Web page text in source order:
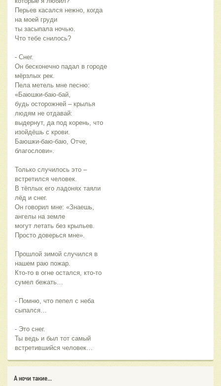
Перьев касался нежно, когда
на моей груди
ты засыпала ночью.
Что тебе снилось?
- Снег.
Он бесконечно падал в городе
мёрзлых рек.
Пела метель мне песню:
«Баюшки-баю-бай,
будь осторожней – крылья
людям не отдавай:
выдернут, да под корень, что
изойдёшь с крови.
Баюшки-баю-баю, Отче,
благослови».
Только случилось это –
встретился человек.
В тёплых его ладонях таяли
лёд и снег.
Он говорил мне: «Знаешь,
ангелы на земле
могут летать без крыльев.
Просто доверься мне».
Прошлой зимой случился в
нашем раю пожар.
Кто-то в огне остался, кто-то
сумел бежать…
- Помню, что пепел с неба
сыпался…
- Это снег.
Ты ведь и был тот самый
встретившийся человек…
А ночи такие...